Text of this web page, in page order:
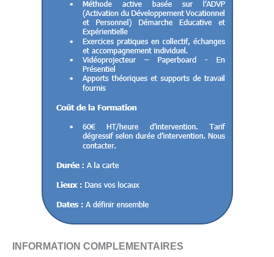
INFORMATION COMPLEMENTAIRES